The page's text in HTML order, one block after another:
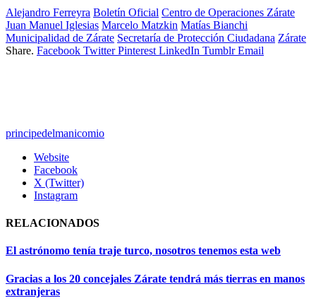
Alejandro Ferreyra Boletín Oficial Centro de Operaciones Zárate
Juan Manuel Iglesias Marcelo Matzkin Matías Bianchi
Municipalidad de Zárate Secretaría de Protección Ciudadana Zárate
Share. Facebook Twitter Pinterest LinkedIn Tumblr Email
principedelmanicomio
Website
Facebook
X (Twitter)
Instagram
RELACIONADOS
El astrónomo tenía traje turco, nosotros tenemos esta web
Gracias a los 20 concejales Zárate tendrá más tierras en manos
extranjeras